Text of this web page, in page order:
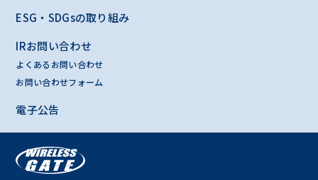
ESG・SDGsの取り組み
IRお問い合わせ
よくあるお問い合わせ
お問い合わせフォーム
電子公告